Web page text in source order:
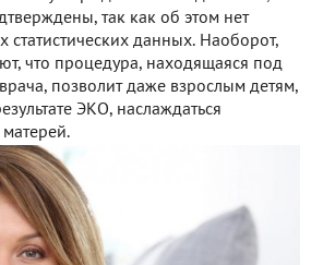
так как об этом нет
статистических данных. Наоборот,
что процедура, находящаяся под
позволит даже взрослым детям,
ЭКО, наслаждаться